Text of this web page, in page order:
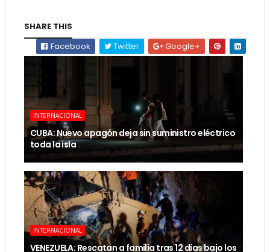
SHARE THIS
Facebook
Twitter Google+
INTERNACIONAL
CUBA: Nuevo apagón deja sin suministro eléctrico
toda la isla
INTERNACIONAL
VENEZUELA: Rescatan a familia tras 12 días bajo los